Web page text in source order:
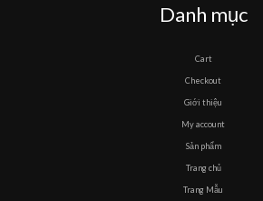
Danh mục
Cart
Checkout
Giới thiệu
My account
Sản phẩm
Trang chủ
Trang Mẫu